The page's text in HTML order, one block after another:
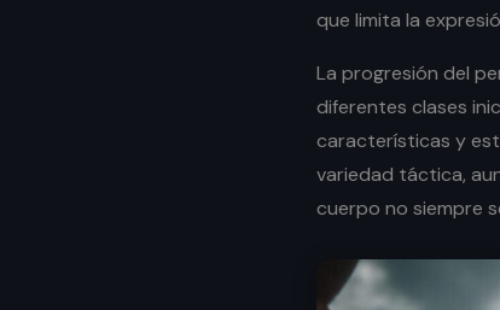
que limita la
La progresión del
diferentes clases
características y
variedad táctica,
cuerpo no siempre